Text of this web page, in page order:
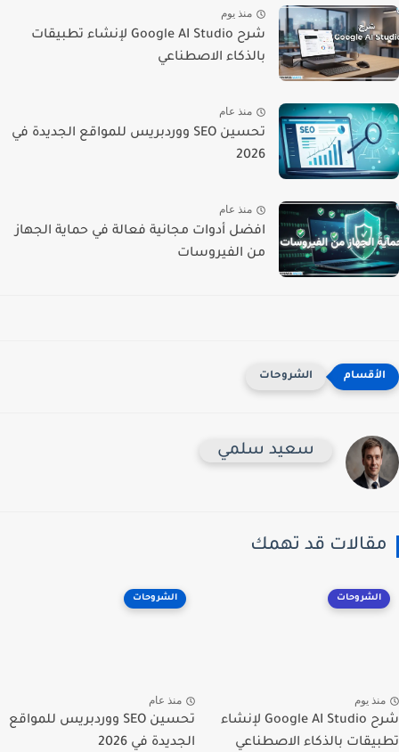
منذ يوم
شرح Google AI Studio لإنشاء تطبيقات
بالذكاء الاصطناعي
منذ عام
تحسين SEO ووردبريس للمواقع الجديدة في
2026
منذ عام
افضل أدوات مجانية فعالة في حماية الجهاز
من الفيروسات
الشروحات
سعيد سلمي
مقالات قد تهمك
الشروحات
منذ يوم
شرح Google AI Studio لإنشاء
تطبيقات بالذكاء الاصطناعي
الشروحات
منذ عام
تحسين SEO ووردبريس للمواقع
الجديدة في 2026